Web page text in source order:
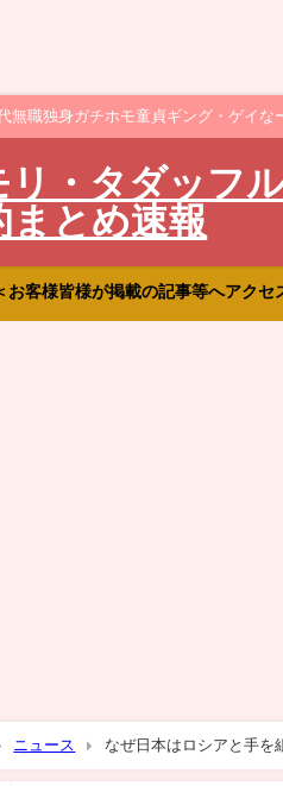
無職独身ガチホモ童貞ギング・ゲイ
リ・タダッフ
まとめ速報
お客様皆様が掲載の記事等へアクセ
ニュース なぜ日本はロシアと手を